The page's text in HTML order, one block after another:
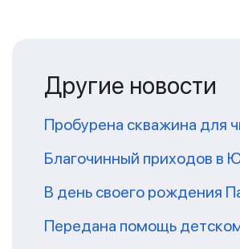
Другие новости
Пробурена скважина для
Благочинный приходов в
В день своего рождения
Передана помощь